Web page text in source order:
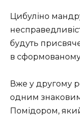
Цибуліно
будуть
в
Вже у другому
одним
Помідором,